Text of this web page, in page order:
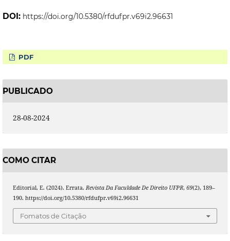
DOI: https://doi.org/10.5380/rfdufpr.v69i2.96631
PDF
PUBLICADO
28-08-2024
COMO CITAR
Editorial, E. (2024). Errata. Revista Da Faculdade De Direito UFPR, 69(2), 189–
190. https://doi.org/10.5380/rfdufpr.v69i2.96631
Fomatos de Citação